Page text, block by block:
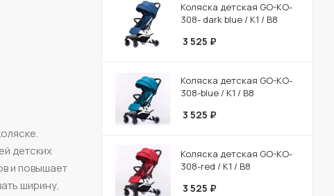
детских
и повышает
ширину,
Коляска детская GO-KO-
308- dark blue / К1 / В8
3 525 ₽
Коляска детская GO-KO-
308-blue / К1 / В8
3 525 ₽
Коляска детская GO-KO-
308-red / К1 / В8
3 525 ₽